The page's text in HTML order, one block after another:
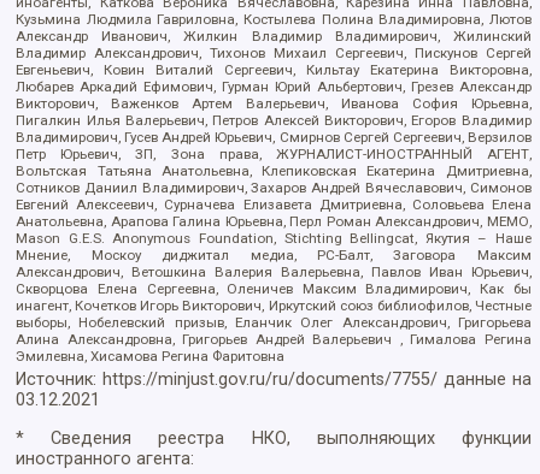
Кузьмина Людмила Гавриловна, Костылева Полина Владимировна, Лютов
Александр Иванович, Жилкин Владимир Владимирович, Жилинский
Владимир Александрович, Тихонов Михаил Сергеевич, Пискунов Сергей
Евгеньевич, Ковин Виталий Сергеевич, Кильтау Екатерина Викторовна,
Любарев Аркадий Ефимович, Гурман Юрий Альбертович, Грезев Александр
Викторович, Важенков Артем Валерьевич, Иванова София Юрьевна,
Пигалкин Илья Валерьевич, Петров Алексей Викторович, Егоров Владимир
Владимирович, Гусев Андрей Юрьевич, Смирнов Сергей Сергеевич, Верзилов
Петр Юрьевич, ЗП, Зона права, ЖУРНАЛИСТ-ИНОСТРАННЫЙ АГЕНТ,
Вольтская Татьяна Анатольевна, Клепиковская Екатерина Дмитриевна,
Сотников Даниил Владимирович, Захаров Андрей Вячеславович, Симонов
Евгений Алексеевич, Сурначева Елизавета Дмитриевна, Соловьева Елена
Анатольевна, Арапова Галина Юрьевна, Перл Роман Александрович, МЕМО,
Mason G.E.S. Anonymous Foundation, Stichting Bellingcat, Якутия – Наше
Мнение, Москоу диджитал медиа, РС-Балт, Заговора Максим
Александрович, Ветошкина Валерия Валерьевна, Павлов Иван Юрьевич,
Скворцова Елена Сергеевна, Оленичев Максим Владимирович, Как бы
инагент, Кочетков Игорь Викторович, Иркутский союз библиофилов, Честные
выборы, Нобелевский призыв, Еланчик Олег Александрович, Григорьева
Алина Александровна, Григорьев Андрей Валерьевич , Гималова Регина
Эмилевна, Хисамова Регина Фаритовна
Источник: https://minjust.gov.ru/ru/documents/7755/ данные на
03.12.2021
* Сведения реестра НКО, выполняющих функции
иностранного агента: